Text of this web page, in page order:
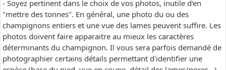
- Soyez pertinent dans le choix de vos photos, inutile d'en
"mettre des tonnes". En général, une photo du ou des
champignons entiers et une vue des lames peuvent suffire. Les
photos doivent faire apparaitre au mieux les caractères
déterminants du champignon. Il vous sera parfois demandé de
photographier certains détails permettant d'identifier une